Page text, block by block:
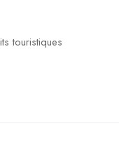
touristiques